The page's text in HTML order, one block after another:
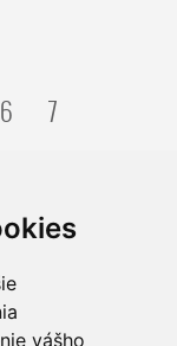
vášho
6 7